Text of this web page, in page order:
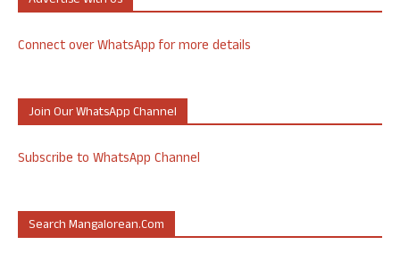
Connect over WhatsApp for more details
Join Our WhatsApp Channel
Subscribe to WhatsApp Channel
Search Mangalorean.com